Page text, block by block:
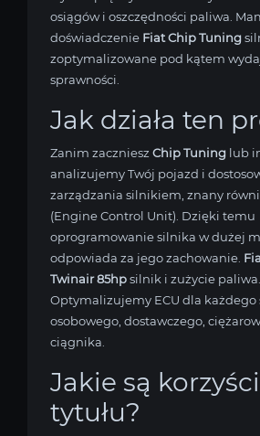
osiągów i oszczędności paliwa.
doświadczenie Fiat Chip Tuning
zoptymalizowane pod kątem
sprawności.
Jak działa ten
Zanim zaczniesz Chip Tuning lub
analizujemy Twój pojazd i
zarządzania silnikiem, znany
(Engine Control Unit). Dzięki temu
oprogramowanie silnika w dużej
odpowiada za jego zachowanie.
Twinair 85hpsilnik i zużycie paliwa.
Optymalizujemy ECU dla każdego
osobowego, dostawczego,
ciągnika.
Jakie są
tytułu?